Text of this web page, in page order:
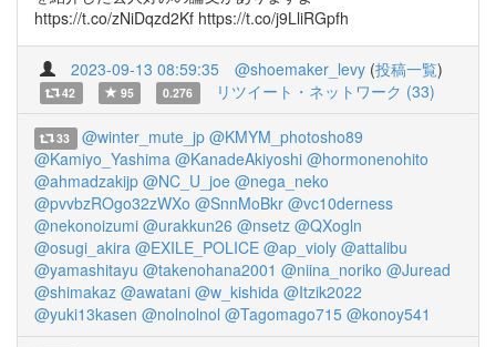
https://t.co/zNiDqzd2Kf https://t.co/j9LliRGpfh
2023-09-13 08:59:35 @shoemaker_levy (投稿一覧)
42 95 0.276 リツイート・ネットワーク (33)
33 @winter_mute_jp @KMYM_photosho89
@Kamiyo_Yashima @KanadeAkiyoshi @hormonenohito
@ahmadzakijp @NC_U_joe @nega_neko
@pvvbzROgo32zWXo @SnnMoBkr @vc10derness
@nekonoizumi @urakkun26 @nsetz @QXogln
@osugi_akira @EXILE_POLICE @ap_violy @attalibu
@yamashitayu @takenohana2001 @niina_noriko @Juread
@shimakaz @awatani @w_kishida @Itzik2022
@yuki13kasen @nolnolnol @Tagomago715 @konoy541